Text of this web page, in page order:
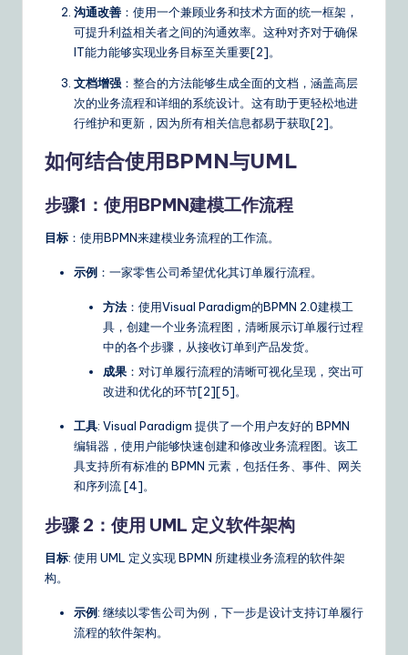
S
o
ft
沟通改善 ：使用一个兼顾业务和技术方面的统一框架，
可提升利益相关者之间的沟通效率。这种对齐对于确保
IT能力能够实现业务目标至关重要[2]。
文档增强 ：整合的方法能够生成全面的文档，涵盖高层
次的业务流程和详细的系统设计。这有助于更轻松地进
行维护和更新，因为所有相关信息都易于获取[2]。
如何结合使用BPMN与UML
步骤1：使用BPMN建模工作流程
目标 ：使用BPMN来建模业务流程的工作流。
示例 ：一家零售公司希望优化其订单履行流程。
方法：使用Visual Paradigm的BPMN 2.0建模工
具，创建一个业务流程图，清晰展示订单履行过程
中的各个步骤，从接收订单到产品发货。
成果 ：对订单履行流程的清晰可视化呈现，突出可
改进和优化的环节[2][5]。
工具: Visual Paradigm 提供了一个用户友好的 BPMN
编辑器，使用户能够快速创建和修改业务流程图。该工
具支持所有标准的 BPMN 元素，包括任务、事件、网关
和序列流 [4]。
步骤 2：使用 UML 定义软件架构
目标: 使用 UML 定义实现 BPMN 所建模业务流程的软件架
构。
示例: 继续以零售公司为例，下一步是设计支持订单履行
流程的软件架构。